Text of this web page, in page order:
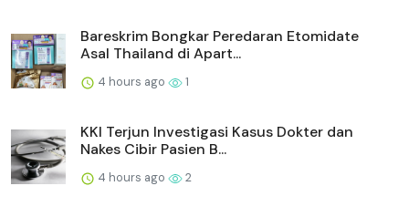
Bareskrim Bongkar Peredaran Etomidate
Asal Thailand di Apart...
4 hours ago 1
KKI Terjun Investigasi Kasus Dokter dan
Nakes Cibir Pasien B...
4 hours ago 2